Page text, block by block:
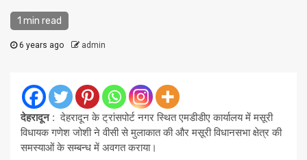
1 min read
6 years ago admin
देहरादून : देहरादून के ट्रांसपोर्ट नगर स्थित एमडीडीए कार्यालय में मसूरी
विधायक गणेश जोशी ने वीसी से मुलाकात की और मसूरी विधानसभा क्षेत्र की
समस्याओं के सम्बन्ध में अवगत कराया।